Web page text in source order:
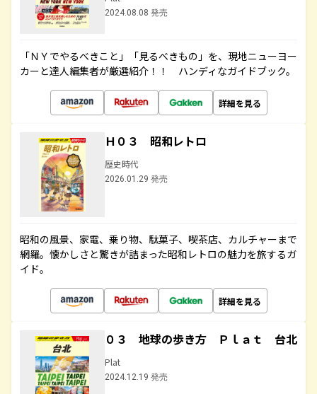
2024.08.08 発売
「ＮＹでやるべきこと」「見るべきもの」を、現地ニューヨー
カーと達人編集者が厳選紹介！！ ハンディなガイドブック。
詳細を見る
Ｈ０３ 昭和レトロ
歴史時代
2026.01.29 発売
昭和の風景、家電、乗り物、駄菓子、喫茶店、カルチャーまで
網羅。懐かしさと驚きが詰まった昭和レトロの魅力を旅するガ
イド。
詳細を見る
０３ 地球の歩き方 Ｐｌａｔ 台北
Plat
2024.12.19 発売